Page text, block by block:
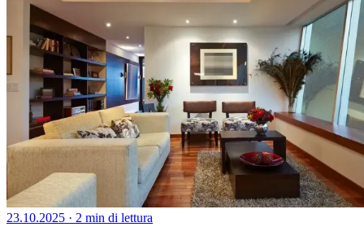
23.10.2025 · 2 min di lettura